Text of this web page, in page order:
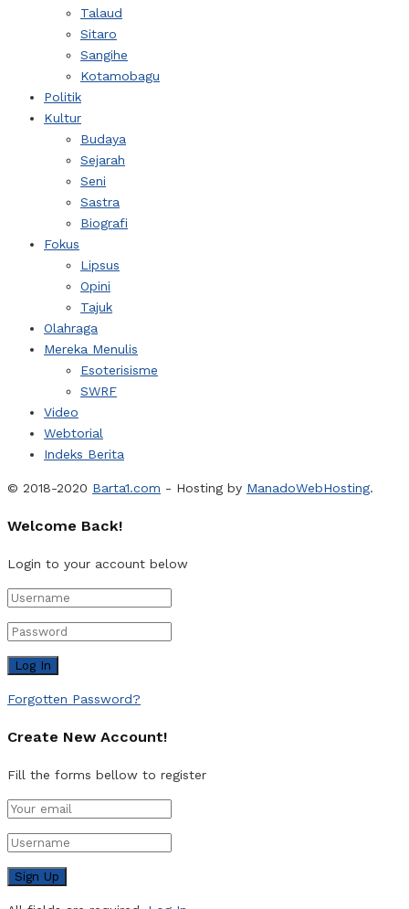
Talaud
Sitaro
Sangihe
Kotamobagu
Politik
Kultur
Budaya
Sejarah
Seni
Sastra
Biografi
Fokus
Lipsus
Opini
Tajuk
Olahraga
Mereka Menulis
Esoterisisme
SWRF
Video
Webtorial
Indeks Berita
© 2018-2020 Barta1.com - Hosting by ManadoWebHosting.
Welcome Back!
Login to your account below
Forgotten Password?
Create New Account!
Fill the forms bellow to register